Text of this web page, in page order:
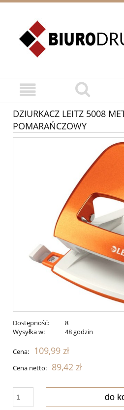
DZIURKACZ LEITZ 5008
POMARAŃCZOWY
Dostępność:
8
Wysyłka w:
48 godzin
Cena: 109,99 zł
Cena netto: 89,42 zł
do